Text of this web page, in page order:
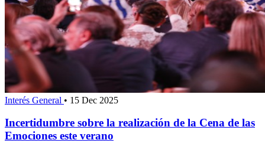
Interés General • 15 Dec 2025
Incertidumbre sobre la realización de la Cena de las
Emociones este verano